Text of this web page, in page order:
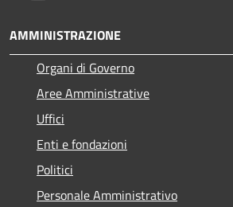
AMMINISTRAZIONE
Organi di Governo
Aree Amministrative
Uffici
Enti e fondazioni
Politici
Personale Amministrativo